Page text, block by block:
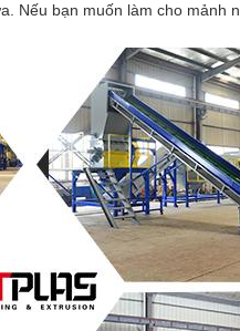
Nếu bạn muốn làm cho mảnh